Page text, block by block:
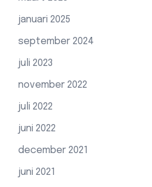
januari 2025
september 2024
juli 2023
november 2022
juli 2022
juni 2022
december 2021
juni 2021